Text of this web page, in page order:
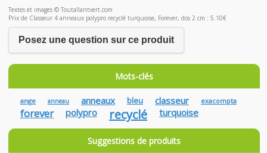
Textes et images © Toutallantvert.com
Prix de Classeur 4 anneaux polypro recyclé turquoise, Forever, dos 2 cm : 5.10€
Posez une question sur ce produit
Mots-clés
ange anneau anneaux bleu classeur exacompta
forever polypro recyclé turquoise
Suggestions de produits